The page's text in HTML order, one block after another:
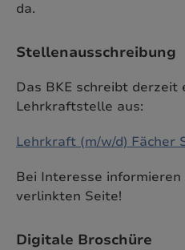
da.
Stellenausschreibung
Das BKE schreibt
Lehrkraftstelle aus:
Lehrkraft (m/w/d) Fächer
Bei Interesse
verlinkten Seite!
Digitale Broschüre